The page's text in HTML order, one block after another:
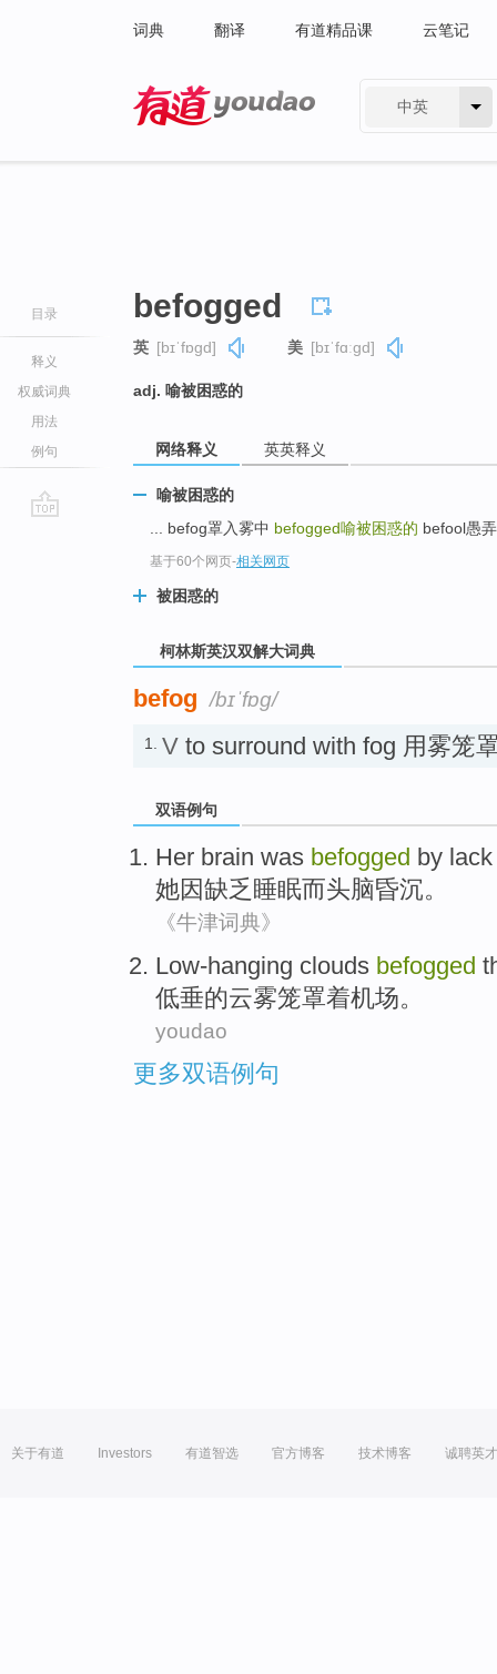
词典 翻译 有道精品课 云笔记
中英
目录
释义
权威词典
用法
例句
befogged
英 [bɪˈfɒɡd] 美 [bɪˈfɑːɡd]
adj. 喻被困惑的
网络释义 英英释义
喻被困惑的
... befog罩入雾中 befogged喻被困惑的 befool愚
基于60个网页-相关网页
被困惑的
柯林斯英汉双解大词典
befog /bɪˈfɒɡ/
1. V to surround with fog 用雾笼
双语例句
Her brain was befogged by
她因缺乏睡眠而头脑昏沉。
《牛津词典》
Low-hanging clouds befogged
低垂的云雾笼罩着机场。
youdao
更多双语例句
关于有道 Investors 有道智选 官方博客 技术博客 诚聘英才